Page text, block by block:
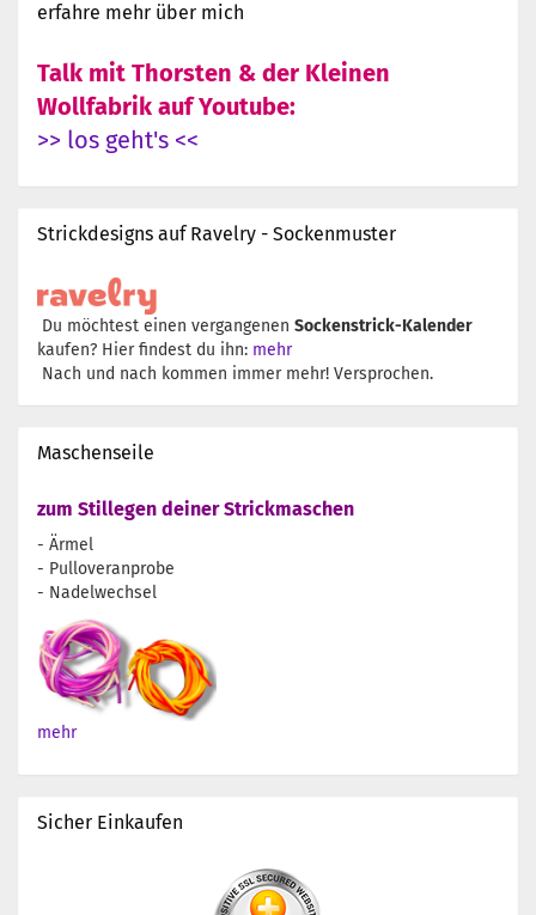
erfahre mehr über mich
Talk mit Thorsten & der Kleinen
Wollfabrik auf Youtube:
>> los geht's <<
Strickdesigns auf Ravelry - Sockenmuster
Du möchtest einen vergangenen Sockenstrick-Kalender
kaufen? Hier findest du ihn: mehr
Nach und nach kommen immer mehr! Versprochen.
Maschenseile
zum Stillegen deiner Strickmaschen
- Ärmel
- Pulloveranprobe
- Nadelwechsel
mehr
Sicher Einkaufen